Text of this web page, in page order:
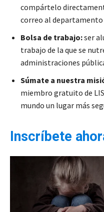
compártelo
correo al departamento
Bolsa de trabajo:ser
trabajo de la que se
administraciones
Súmate a nuestra
miembro gratuito de
mundo un lugar más
Inscríbete